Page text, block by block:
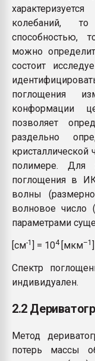
колебаний,
способностью,
можно
состоит
поглощения
конформации
позволяет
раздельно
кристаллической
полимере. Для
поглощения в
волны
волновое число
параметрами
[см-1 ] = 104 [мкм–1 ]
Спектр
индивидуален.
2.2
Метод
потерь массы